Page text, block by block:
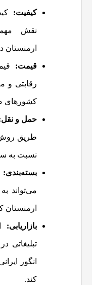
کیفیت:
نقش
ارمنستان
قیمت:
رقابتی و
کشورهای
حمل و
طریق
نسبت به
بسته‌بندی:
می‌تواند
ارمنستان
بازاریابی:
تبلیغاتی
انگور
کند.